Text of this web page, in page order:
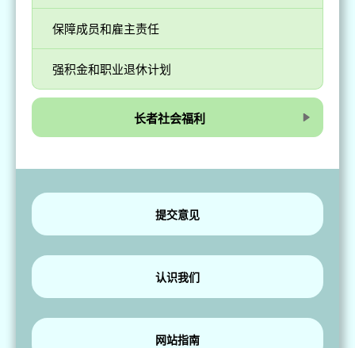
强积金和职业退休计划
保障成员和雇主责任
长者社会福利
提交意见
认识我们
网站指南